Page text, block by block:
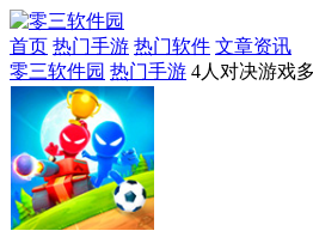
首页 热门手游 热门软件 文章资讯
零三软件园 热门手游 4人对决游戏